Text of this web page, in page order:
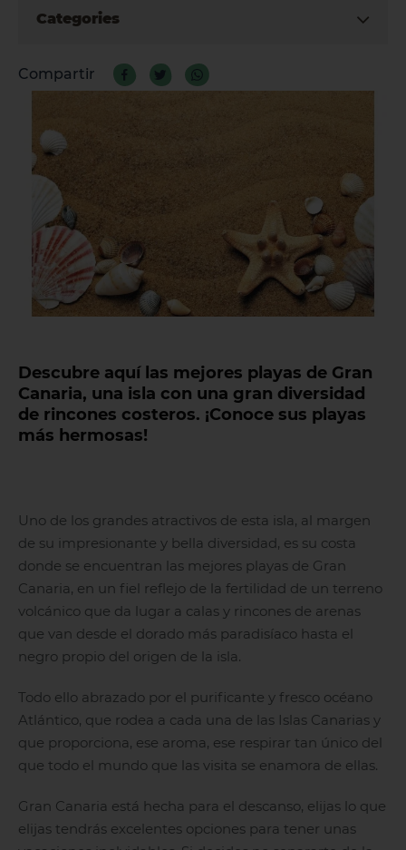
La Palma Tenerife
Descubre aquí las mejores playas de Gran
Canaria, una isla con una gran diversidad
de rincones costeros. ¡Conoce sus playas
más hermosas!
Uno de los grandes atractivos de esta isla, al margen
de su impresionante y bella diversidad, es su costa
donde se encuentran las mejores playas de Gran
Canaria, en un fiel reflejo de la fertilidad de un terreno
volcánico que da lugar a calas y rincones de arenas
que van desde el dorado más paradisíaco hasta el
negro propio del origen de la isla.
Todo ello abrazado por el purificante y fresco océano
Atlántico, que rodea a cada una de las Islas Canarias y
que proporciona, ese aroma, ese respirar tan único del
que todo el mundo que las visita se enamora de ellas.
Gran Canaria está hecha para el descanso, elijas lo que
elijas tendrás excelentes opciones para tener unas
Categories
Compartir